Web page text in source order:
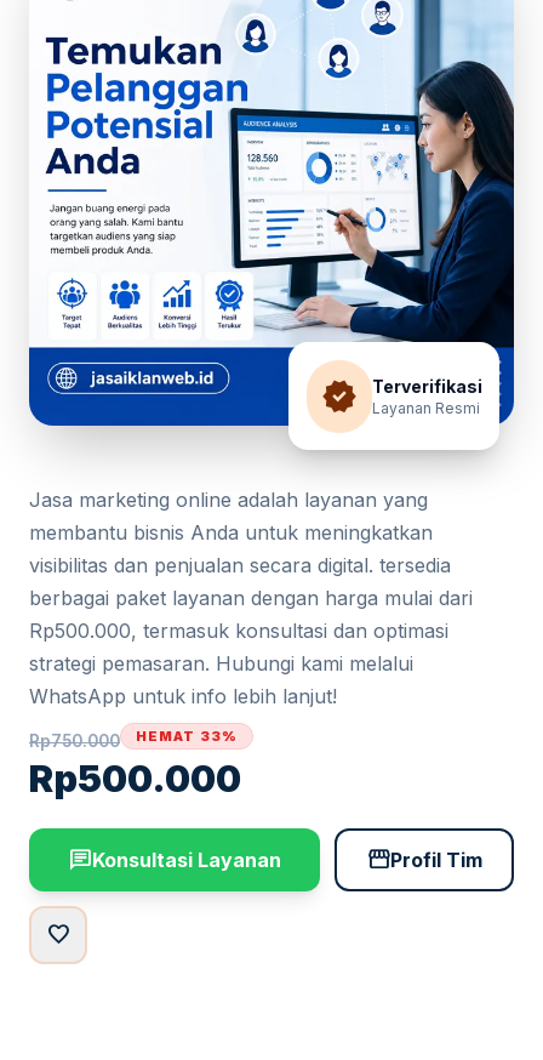
verified Terverifikasi
Layanan Resmi
Jasa marketing online adalah layanan yang
membantu bisnis Anda untuk meningkatkan
visibilitas dan penjualan secara digital. tersedia
berbagai paket layanan dengan harga mulai dari
Rp500.000, termasuk konsultasi dan optimasi
strategi pemasaran. Hubungi kami melalui
WhatsApp untuk info lebih lanjut!
Rp750.000
Rp500.000
HEMAT 33%
chatKonsultasi Layanan storefrontProfil Tim
favorite